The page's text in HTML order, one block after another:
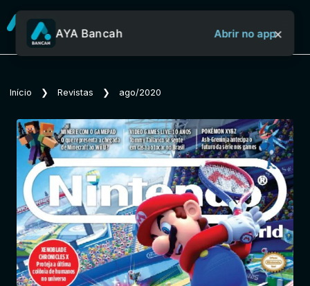
Sobre o Aya Bancah
Início
Revistas
Jornais
AYA Bancah Abrir no app×
Início ❯ Revistas ❯ ago/2020